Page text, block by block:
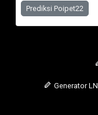
Prediksi Poipet22
Generator LN